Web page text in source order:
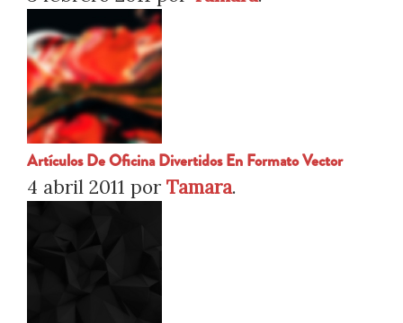
Artículos De Oficina Divertidos En Formato Vector
4 abril 2011 por Tamara.